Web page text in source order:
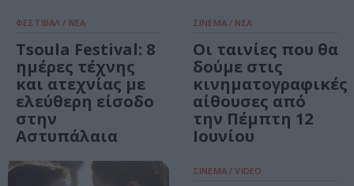
ΦΕΣΤΙΒΑΛ / ΝΕΑ
Tsoula Festival: 8
ημέρες τέχνης
και ατεχνίας με
ελεύθερη είσοδο
στην
Αστυπάλαια
ΣΙΝΕΜΑ / ΝΕΑ
Οι ταινίες που θα
δούμε στις
κινηματογραφικές
αίθουσες από
την Πέμπτη 12
Ιουνίου
ΣΙΝΕΜΑ / VIDEO